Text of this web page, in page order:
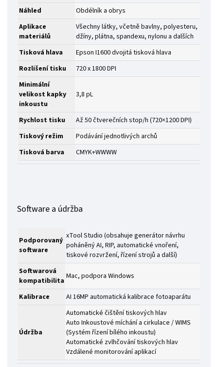
Náhled
Obdélník a obrys
Aplikace
materiálů
Všechny látky, včetně bavlny, polyesteru,
džíny, plátna, spandexu, nylonu a dalších
Tisková hlava
Epson I1600 dvojitá tisková hlava
Rozlišení tisku
720 x 1800 DPI
Minimální
velikost kapky
inkoustu
3,8 pL
Rychlost tisku
Až 50 čtverečních stop/h (720×1200 DPI)
Tiskový režim
Podávání jednotlivých archů
Tisková barva
CMYK+WWWW
Software a údržba
Podporovaný
software
xTool Studio (obsahuje generátor návrhu
poháněný AI, RIP, automatické vnoření,
tiskové rozvržení, řízení strojů a další)
Softwarová
kompatibilita Mac, podpora Windows
Kalibrace AI 16MP automatická kalibrace fotoaparátu
Údržba
Automatické čištění tiskových hlav
Auto Inkoustové míchání a cirkulace / WIMS
(Systém řízení bílého inkoustu)
Automatické zvlhčování tiskových hlav
Vzdálené monitorování aplikací